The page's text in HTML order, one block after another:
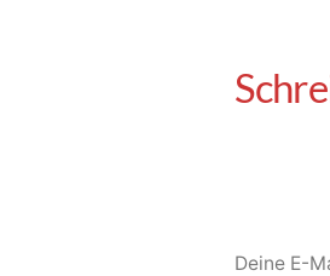
Deine E-